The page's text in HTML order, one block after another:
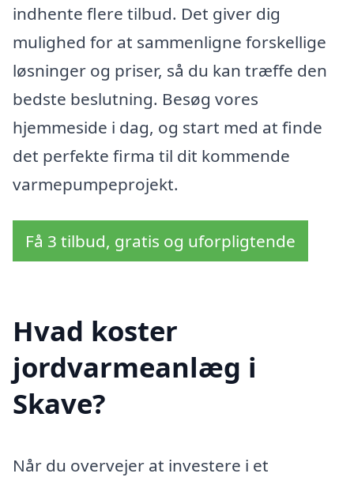
indhente flere tilbud. Det giver dig
mulighed for at sammenligne forskellige
løsninger og priser, så du kan træffe den
bedste beslutning. Besøg vores
hjemmeside i dag, og start med at finde
det perfekte firma til dit kommende
varmepumpeprojekt.
Få 3 tilbud, gratis og uforpligtende
Hvad koster
jordvarmeanlæg i
Skave?
Når du overvejer at investere i et